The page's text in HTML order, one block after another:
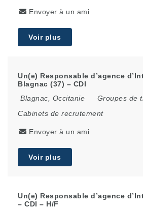
Envoyer à un ami
Voir plus
Un(e) Responsable d’agence
Blagnac (37) – CDI
Blagnac
Occitanie
Groupes de
Cabinets de recrutement
Envoyer à un ami
Voir plus
Un(e) Responsable d’agence
– CDI – H/F